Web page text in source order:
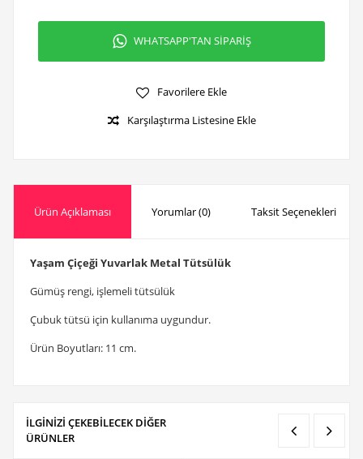
WHATSAPP'TAN SİPARİŞ
Favorilere Ekle
Karşılaştırma Listesine Ekle
Ürün Açıklaması Yorumlar (0) Taksit Seçenekleri
Yaşam Çiçeği Yuvarlak Metal Tütsülük
Gümüş rengi, işlemeli tütsülük
Çubuk tütsü için kullanıma uygundur.
Ürün Boyutları: 11 cm.
İLGİNİZİ ÇEKEBİLECEK DİĞER
ÜRÜNLER